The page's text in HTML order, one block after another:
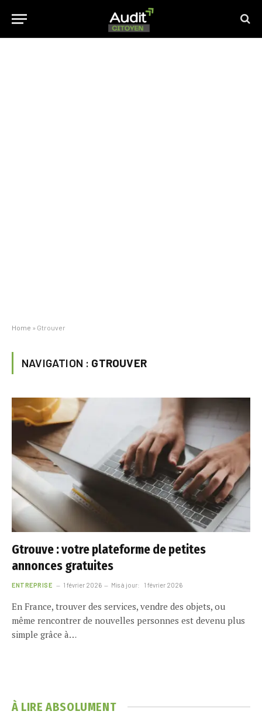
Home » Gtrouver
NAVIGATION : GTROUVER
Gtrouve : votre plateforme de petites
annonces gratuites
ENTREPRISE 1 février 2026 Mis à jour: 1 février 2026
En France, trouver des services, vendre des objets, ou
même rencontrer de nouvelles personnes est devenu plus
simple grâce à…
À LIRE ABSOLUMENT